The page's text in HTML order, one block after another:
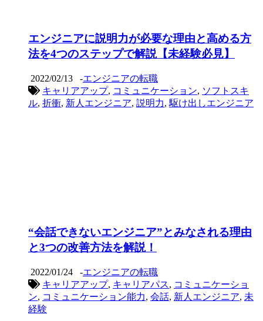
エンジニアに説明力が必要な理由と高める方
法を4つのステップで解説【未経験必見】
2022/02/13 -エンジニアの転職
キャリアアップ, コミュニケーション, ソフトスキ
ル, 折衝, 新人エンジニア, 説明力, 駆け出しエンジニア
“会話できないエンジニア”とみなされる理由
と3つの改善方法を解説！
2022/01/24 -エンジニアの転職
キャリアアップ, キャリアパス, コミュニケーショ
ン, コミュニケーション能力, 会話, 新人エンジニア, 未
経験